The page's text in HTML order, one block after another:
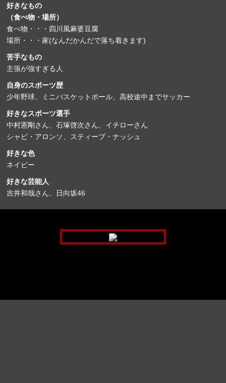
好きなもの
（食べ物・場所）
食べ物・・・四川風麻婆豆腐
場所・・・家(なんだかんだで落ち着きます)
苦手なもの
主張が強すぎる人
自身のスポーツ歴
少年野球、ミニバスケットボール、高校途中までサッカー
好きなスポーツ選手
中村憲剛さん、石塚啓次さん、イチローさん
シャビ・アロンソ、スティーブ・ナッシュ
好きな色
ネイビー
好きな芸能人
吉井和哉さん、日向坂46